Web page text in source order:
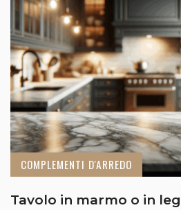
COMPLEMENTI D'ARREDO
Tavolo in marmo o in